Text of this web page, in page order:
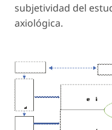
subjetividad del
axiológica.